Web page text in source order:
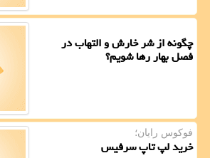
چگونه از شر خارش و التهاب در
فصل بهار رها شویم؟
فوکوس رایان؛
خرید لپ تاپ سرفیس